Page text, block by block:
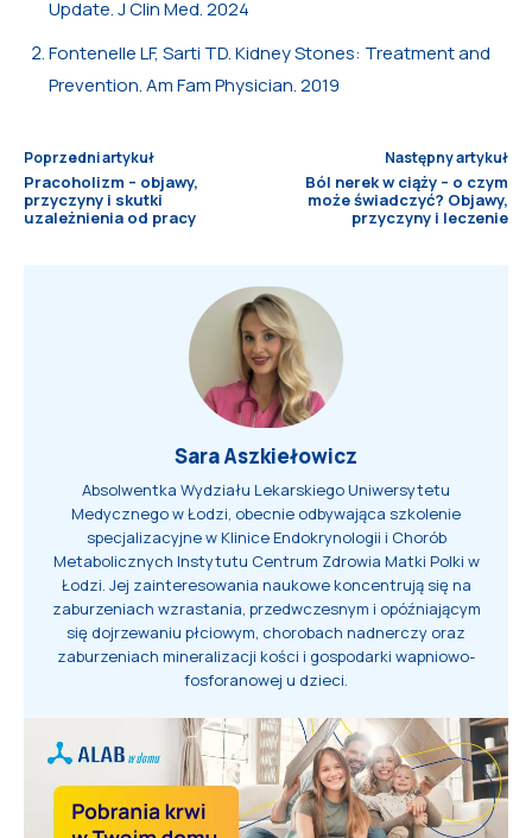
Update. J Clin Med. 2024
Fontenelle LF, Sarti TD. Kidney Stones: Treatment and
Prevention. Am Fam Physician. 2019
Poprzedni artykuł
Pracoholizm – objawy,
przyczyny i skutki
uzależnienia od pracy
Następny artykuł
Ból nerek w ciąży – o czym
może świadczyć? Objawy,
przyczyny i leczenie
Sara Aszkiełowicz
Absolwentka Wydziału Lekarskiego Uniwersytetu
Medycznego w Łodzi, obecnie odbywająca szkolenie
specjalizacyjne w Klinice Endokrynologii i Chorób
Metabolicznych Instytutu Centrum Zdrowia Matki Polki w
Łodzi. Jej zainteresowania naukowe koncentrują się na
zaburzeniach wzrastania, przedwczesnym i opóźniającym
się dojrzewaniu płciowym, chorobach nadnerczy oraz
zaburzeniach mineralizacji kości i gospodarki wapniowo-
fosforanowej u dzieci.